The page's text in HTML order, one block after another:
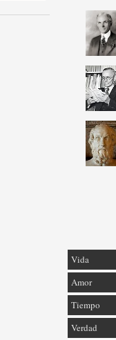
Vida
Amor
Tiempo
Verdad